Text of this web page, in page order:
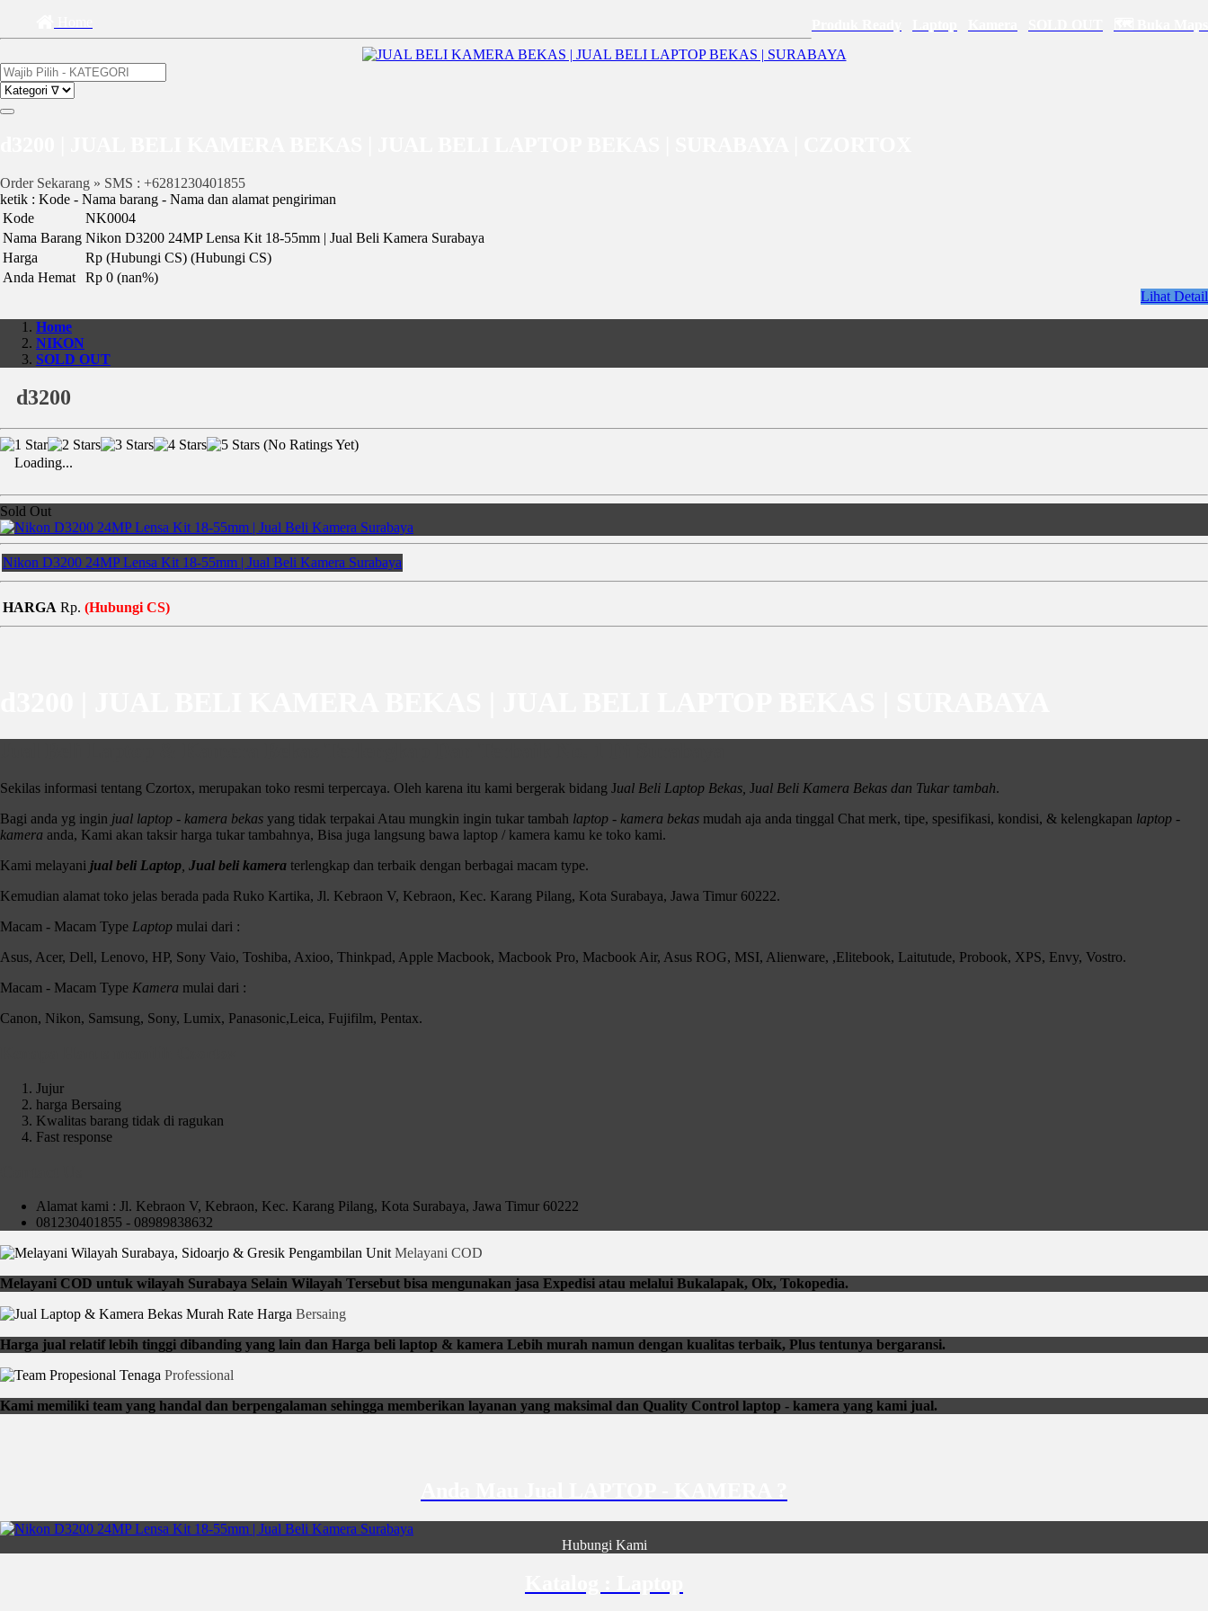
Order Sekarang » SMS : +6281230401855
ketik : Kode - Nama barang - Nama dan alamat pengiriman
Kode
NK0004
Nama Barang Nikon D3200 24MP Lensa Kit 18-55mm | Jual Beli Kamera Surabaya
Harga
Rp (Hubungi CS) (Hubungi CS)
Anda Hemat
Rp 0 (nan%)
Lihat Detail
Home
NIKON
SOLD OUT
d3200
(No Ratings Yet)
Loading...
Sold Out
Nikon D3200 24MP Lensa Kit 18-55mm | Jual Beli Kamera Surabaya
HARGA Rp. (Hubungi CS)
Sekilas informasi tentang Czortox, merupakan toko resmi terpercaya. Oleh karena itu kami bergerak bidang Jual Beli Laptop Bekas, Jual Beli Kamera Bekas dan Tukar tambah.
Bagi anda yg ingin jual laptop - kamera bekas yang tidak terpakai Atau mungkin ingin tukar tambah laptop - kamera bekas mudah aja anda tinggal Chat merk, tipe, spesifikasi, kondisi, & kelengkapan laptop -
kamera anda, Kami akan taksir harga tukar tambahnya, Bisa juga langsung bawa laptop / kamera kamu ke toko kami.
Kami melayani jual beli Laptop, Jual beli kamera terlengkap dan terbaik dengan berbagai macam type.
Kemudian alamat toko jelas berada pada Ruko Kartika, Jl. Kebraon V, Kebraon, Kec. Karang Pilang, Kota Surabaya, Jawa Timur 60222.
Macam - Macam Type Laptop mulai dari :
Asus, Acer, Dell, Lenovo, HP, Sony Vaio, Toshiba, Axioo, Thinkpad, Apple Macbook, Macbook Pro, Macbook Air, Asus ROG, MSI, Alienware, ,Elitebook, Laitutude, Probook, XPS, Envy, Vostro.
Macam - Macam Type Kamera mulai dari :
Canon, Nikon, Samsung, Sony, Lumix, Panasonic,Leica, Fujifilm, Pentax.
Jujur
harga Bersaing
Kwalitas barang tidak di ragukan
Fast response
Alamat kami : Jl. Kebraon V, Kebraon, Kec. Karang Pilang, Kota Surabaya, Jawa Timur 60222
081230401855 - 08989838632
Pengambilan Unit Melayani COD
Melayani COD untuk wilayah Surabaya Selain Wilayah Tersebut bisa mengunakan jasa Expedisi atau melalui Bukalapak, Olx, Tokopedia.
Rate Harga Bersaing
Harga jual relatif lebih tinggi dibanding yang lain dan Harga beli laptop & kamera Lebih murah namun dengan kualitas terbaik, Plus tentunya bergaransi.
Tenaga Professional
Kami memiliki team yang handal dan berpengalaman sehingga memberikan layanan yang maksimal dan Quality Control laptop - kamera yang kami jual.
Hubungi Kami